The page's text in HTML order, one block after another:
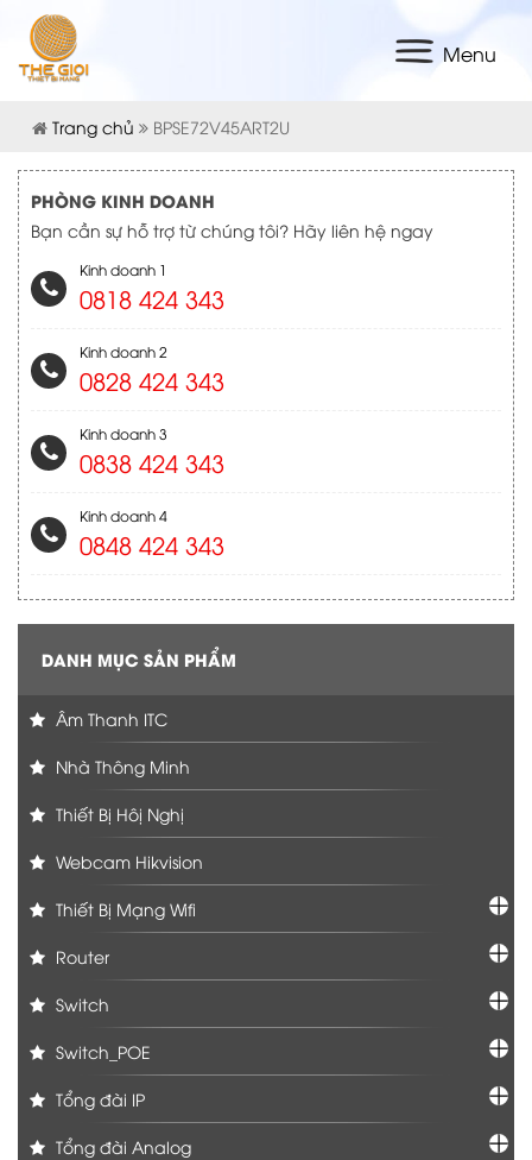
Menu
Trang chủ BPSE72V45ART2U
PHÒNG KINH DOANH
Bạn cần sự hỗ trợ từ chúng tôi? Hãy liên hệ ngay
Kinh doanh 1
0818 424 343
Kinh doanh 2
0828 424 343
Kinh doanh 3
0838 424 343
Kinh doanh 4
0848 424 343
DANH MỤC SẢN PHẨM
Âm Thanh ITC
Nhà Thông Minh
Thiết Bị Hôị Nghị
Webcam Hikvision
Thiết Bị Mạng Wifi
Router
Switch
Switch_POE
Tổng đài IP
Tổng đài Analog